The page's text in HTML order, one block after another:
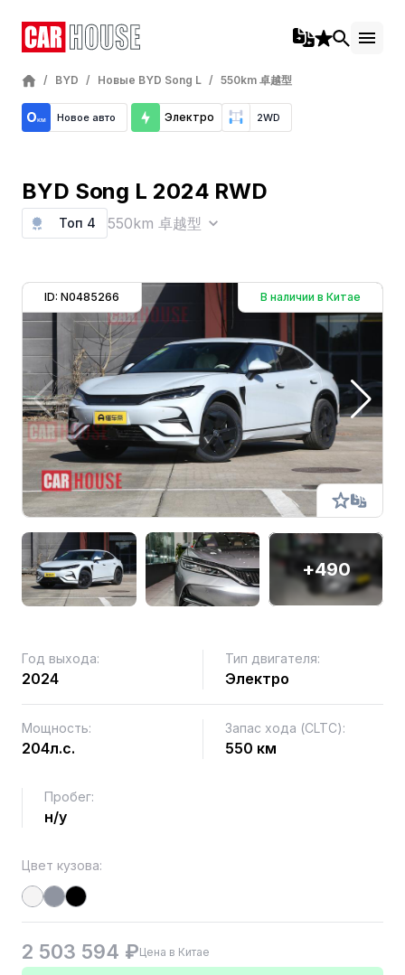
/ BYD / Новые BYD Song L / 550km 卓越型
Новое авто Электро 2WD
BYD Song L 2024 RWD
Топ 4 550km 卓越型
ID: N0485266 В наличии в Китае
+490
Год выхода:
2024
Тип двигателя:
Электро
Мощность:
204л.с.
Запас хода (CLTC):
550 км
Пробег:
н/у
Цвет кузова:
2 503 594 ₽Цена в Китае